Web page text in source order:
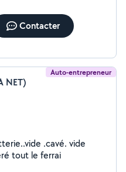
Contacter
Auto-entrepreneur
NET)
.cavé. vide
tout le ferrai